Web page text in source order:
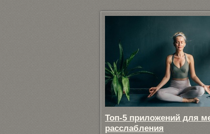
Топ-5 приложений для
расслабления